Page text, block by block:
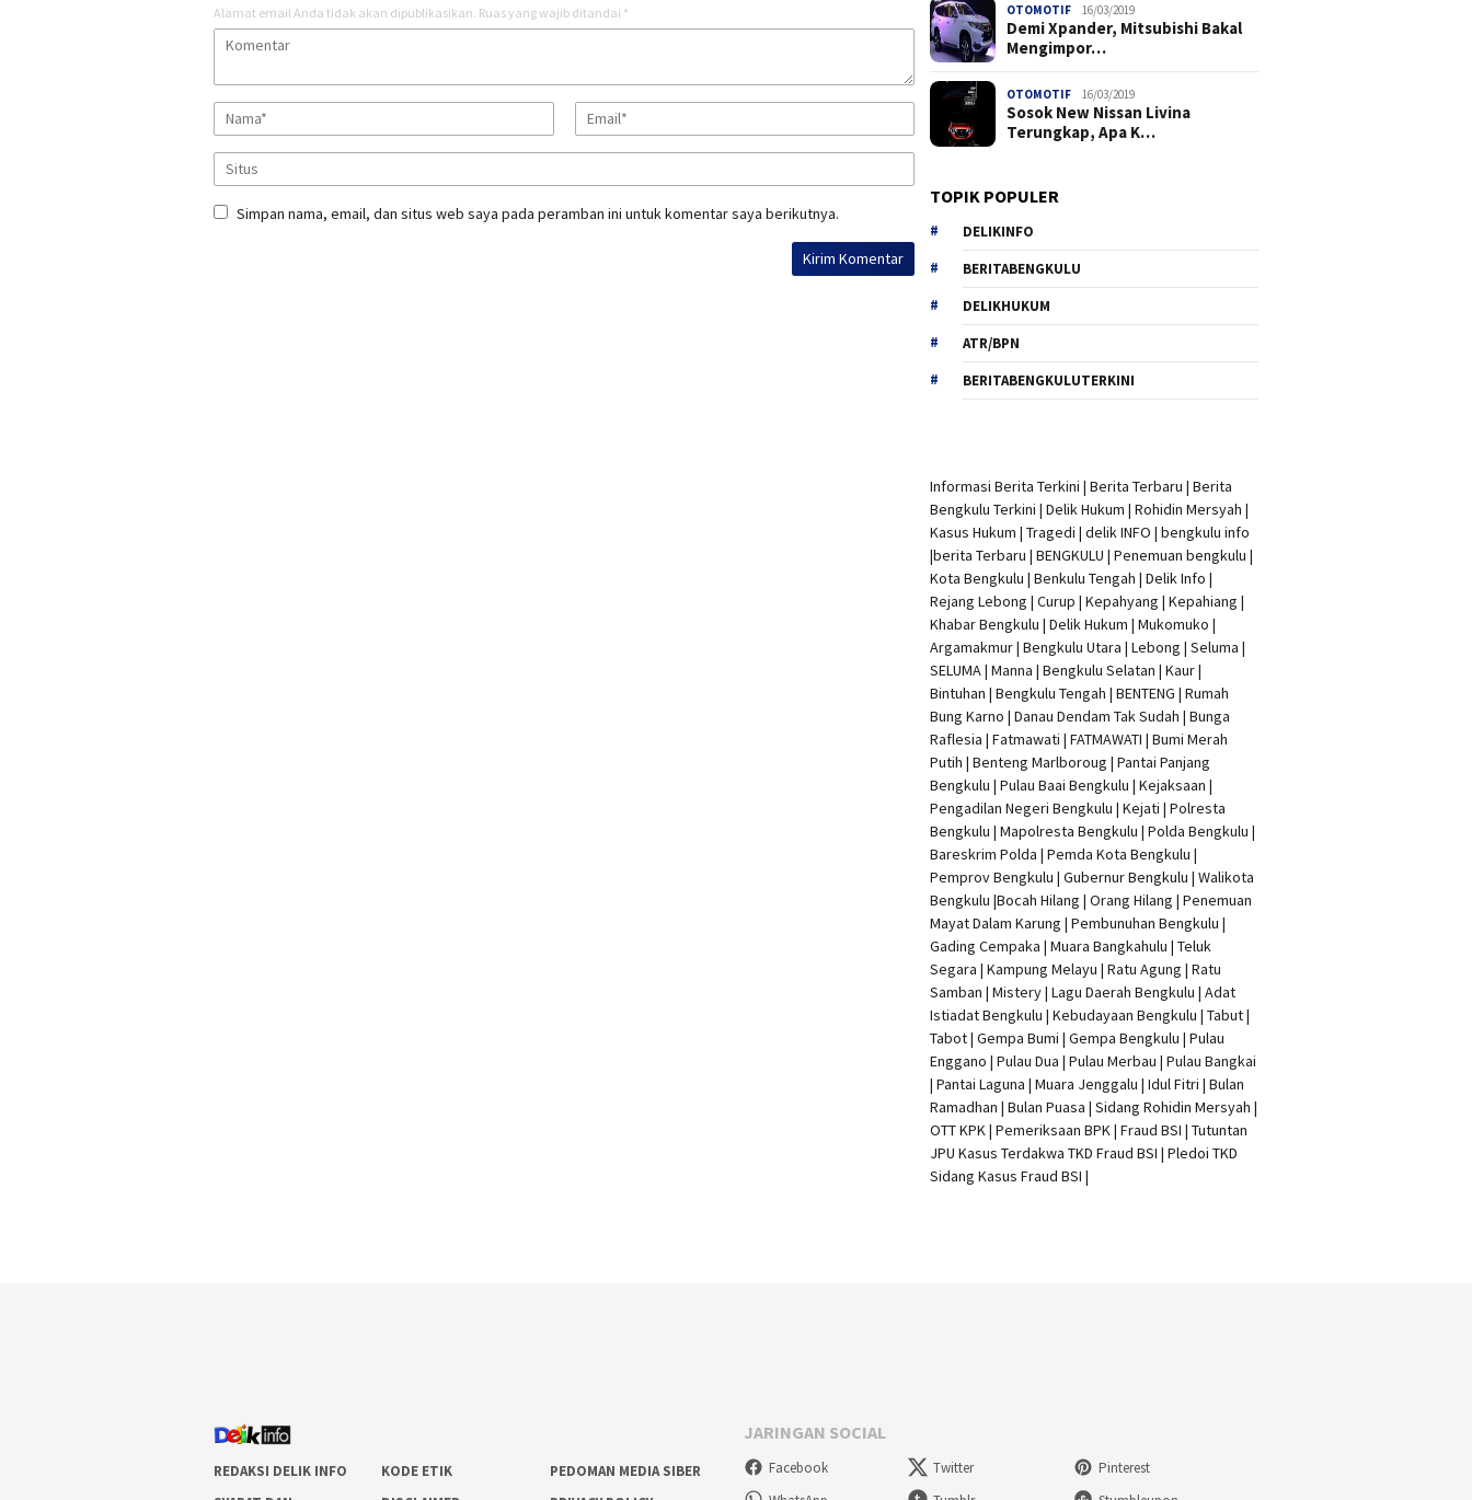
Alamat email Anda tidak akan dipublikasikan. Ruas yang wajib ditandai *
Simpan nama, email, dan situs web saya pada peramban ini untuk komentar saya berikutnya.
OTOMOTIF 16/03/2019
Demi Xpander, Mitsubishi Bakal
Mengimpor…
OTOMOTIF 16/03/2019
Sosok New Nissan Livina
Terungkap, Apa K…
TOPIK POPULER
DELIKINFO
BERITABENGKULU
DELIKHUKUM
ATR/BPN
BERITABENGKULUTERKINI
Informasi Berita Terkini |Berita Terbaru |Berita
Bengkulu Terkini |Delik Hukum |Rohidin Mersyah |
Kasus Hukum |Tragedi | delik INFO |bengkulu info
|berita Terbaru | BENGKULU |Penemuan bengkulu |
Kota Bengkulu | Benkulu Tengah |Delik Info |
Rejang Lebong | Curup | Kepahyang | Kepahiang |
Khabar Bengkulu |Delik Hukum | Mukomuko |
Argamakmur | Bengkulu Utara | Lebong | Seluma |
SELUMA | Manna | Bengkulu Selatan | Kaur |
Bintuhan | Bengkulu Tengah | BENTENG | Rumah
Bung Karno | Danau Dendam Tak Sudah | Bunga
Raflesia | Fatmawati | FATMAWATI | Bumi Merah
Putih | Benteng Marlboroug | Pantai Panjang
Bengkulu | Pulau Baai Bengkulu | Kejaksaan |
Pengadilan Negeri Bengkulu | Kejati |Polresta
Bengkulu |Mapolresta Bengkulu | Polda Bengkulu |
Bareskrim Polda | Pemda Kota Bengkulu |
Pemprov Bengkulu |Gubernur Bengkulu | Walikota
Bengkulu |Bocah Hilang | Orang Hilang |Penemuan
Mayat Dalam Karung |Pembunuhan Bengkulu |
Gading Cempaka | Muara Bangkahulu | Teluk
Segara | Kampung Melayu | Ratu Agung | Ratu
Samban | Mistery | Lagu Daerah Bengkulu | Adat
Istiadat Bengkulu | Kebudayaan Bengkulu | Tabut |
Tabot | Gempa Bumi | Gempa Bengkulu |Pulau
Enggano | Pulau Dua | Pulau Merbau | Pulau Bangkai
| Pantai Laguna | Muara Jenggalu | Idul Fitri | Bulan
Ramadhan | Bulan Puasa |Sidang Rohidin Mersyah |
OTT KPK | Pemeriksaan BPK | Fraud BSI |Tutuntan
JPU Kasus Terdakwa TKD Fraud BSI |Pledoi TKD
Sidang Kasus Fraud BSI |
REDAKSI DELIK INFO KODE ETIK
PEDOMAN MEDIA SIBER
JARINGAN SOCIAL
Facebook Twitter
Pinterest